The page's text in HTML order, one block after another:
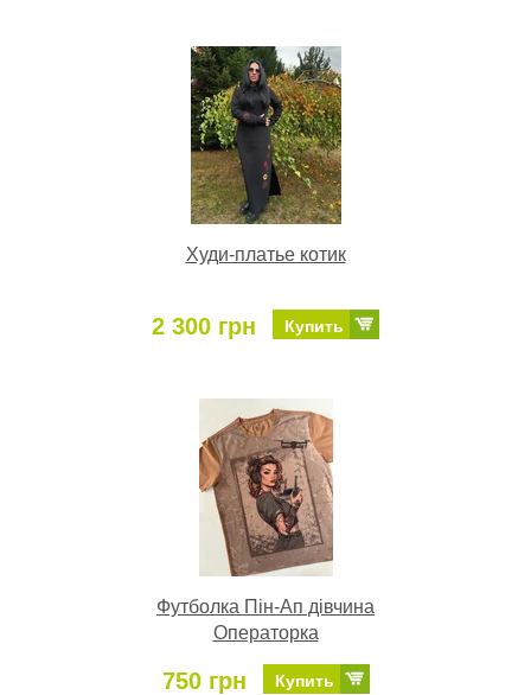
Худи-платье котик
2 300 грн Купить
Футболка Пін-Ап дівчина
Операторка
750 грн Купить